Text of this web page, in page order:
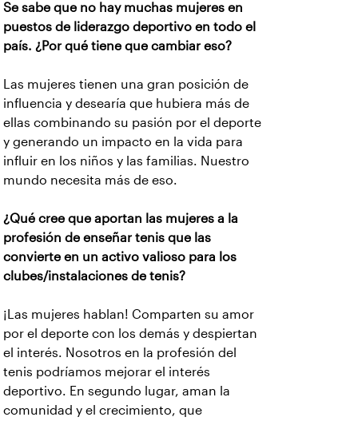
Se sabe que no hay muchas mujeres en
puestos de liderazgo deportivo en todo el
país. ¿Por qué tiene que cambiar eso?
Las mujeres tienen una gran posición de
influencia y desearía que hubiera más de
ellas combinando su pasión por el deporte
y generando un impacto en la vida para
influir en los niños y las familias. Nuestro
mundo necesita más de eso.
¿Qué cree que aportan las mujeres a la
profesión de enseñar tenis que las
convierte en un activo valioso para los
clubes/instalaciones de tenis?
¡Las mujeres hablan! Comparten su amor
por el deporte con los demás y despiertan
el interés. Nosotros en la profesión del
tenis podríamos mejorar el interés
deportivo. En segundo lugar, aman la
comunidad y el crecimiento, que